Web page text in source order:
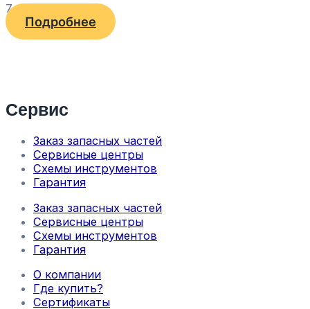
7 410₽
Подробнее
Сервис
Заказ запасных частей
Сервисные центры
Схемы инструментов
Гарантия
Заказ запасных частей
Сервисные центры
Схемы инструментов
Гарантия
О компании
Где купить?
Сертификаты